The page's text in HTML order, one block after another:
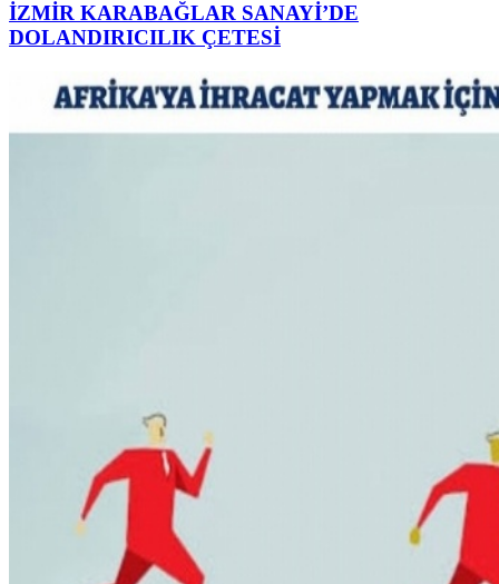
İZMİR KARABAĞLAR SANAYİ’DE
DOLANDIRICILIK ÇETESİ